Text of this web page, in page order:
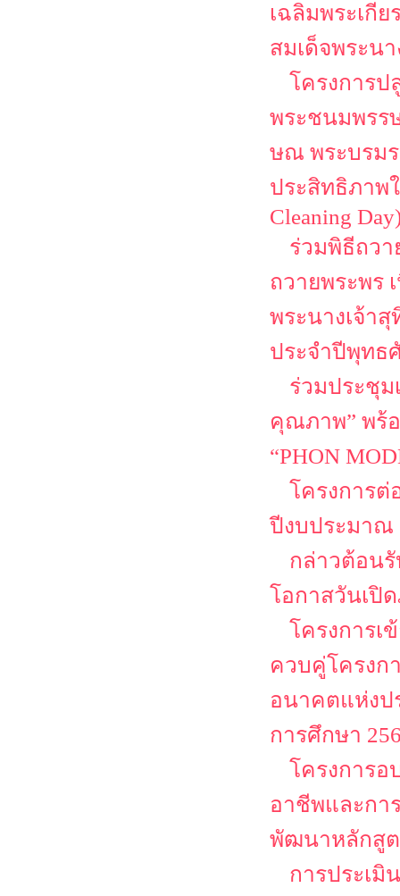
เฉลิมพระเกี
สมเด็จพระน
โครงการป
พระชนมพรร
ษณ พระบรม
ประสิทธิภาพ
Cleaning
ร่วมพิธีถวา
ถวายพระพร
พระนางเจ้า
ประจำปีพุทธ
ร่วมประชุม
คุณภาพ” พร้
“PHON
โครงการ
ปีงบประมาณ
กล่าวต้อน
โอกาสวันเปิ
โครงการเ
ควบคู่โครงก
อนาคตแห่งป
การศึกษา
โครงการ
อาชีพและกา
พัฒนาหลักสูต
การประเมิ